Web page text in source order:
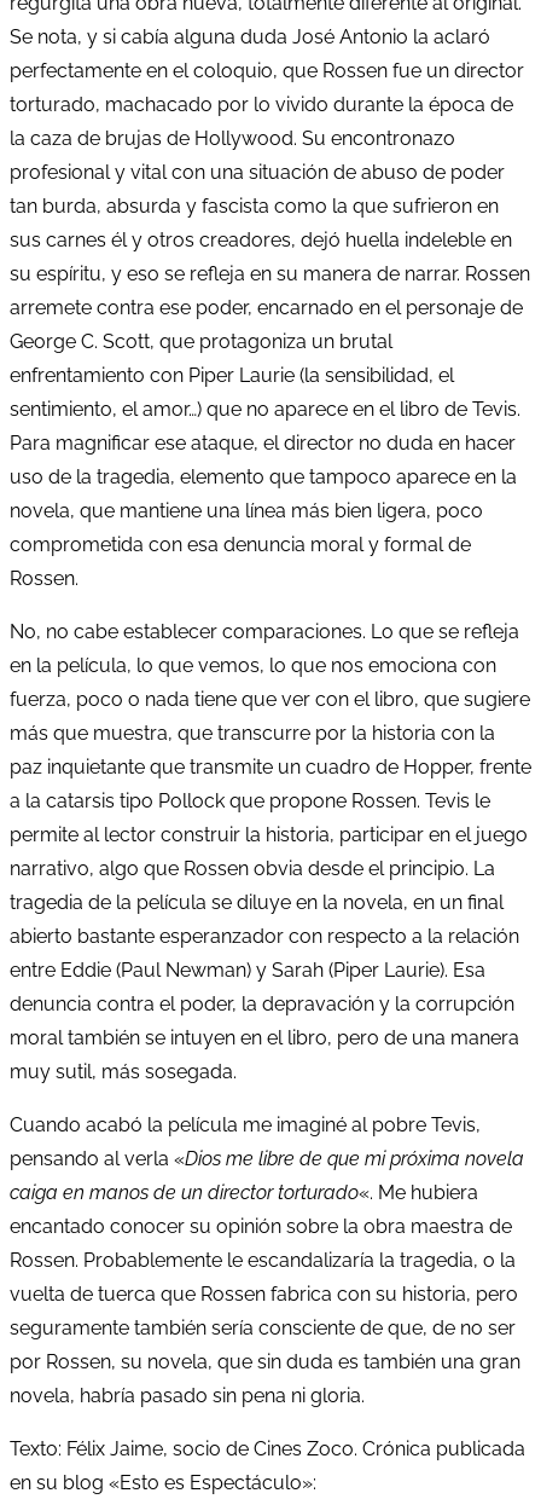
Se nota, y si cabía alguna duda José Antonio la aclaró
perfectamente en el coloquio, que Rossen fue un director
torturado, machacado por lo vivido durante la época de
la caza de brujas de Hollywood. Su encontronazo
profesional y vital con una situación de abuso de poder
tan burda, absurda y fascista como la que sufrieron en
sus carnes él y otros creadores, dejó huella indeleble en
su espíritu, y eso se refleja en su manera de narrar. Rossen
arremete contra ese poder, encarnado en el personaje de
George C. Scott, que protagoniza un brutal
enfrentamiento con Piper Laurie (la sensibilidad, el
sentimiento, el amor…) que no aparece en el libro de Tevis.
Para magnificar ese ataque, el director no duda en hacer
uso de la tragedia, elemento que tampoco aparece en la
novela, que mantiene una línea más bien ligera, poco
comprometida con esa denuncia moral y formal de
Rossen.
No, no cabe establecer comparaciones. Lo que se refleja
en la película, lo que vemos, lo que nos emociona con
fuerza, poco o nada tiene que ver con el libro, que sugiere
más que muestra, que transcurre por la historia con la
paz inquietante que transmite un cuadro de Hopper, frente
a la catarsis tipo Pollock que propone Rossen. Tevis le
permite al lector construir la historia, participar en el juego
narrativo, algo que Rossen obvia desde el principio. La
tragedia de la película se diluye en la novela, en un final
abierto bastante esperanzador con respecto a la relación
entre Eddie (Paul Newman) y Sarah (Piper Laurie). Esa
denuncia contra el poder, la depravación y la corrupción
moral también se intuyen en el libro, pero de una manera
muy sutil, más sosegada.
Cuando acabó la película me imaginé al pobre Tevis,
pensando al verla «Dios me libre de que mi próxima novela
caiga en manos de un director torturado«. Me hubiera
encantado conocer su opinión sobre la obra maestra de
Rossen. Probablemente le escandalizaría la tragedia, o la
vuelta de tuerca que Rossen fabrica con su historia, pero
seguramente también sería consciente de que, de no ser
por Rossen, su novela, que sin duda es también una gran
novela, habría pasado sin pena ni gloria.
Texto: Félix Jaime, socio de Cines Zoco. Crónica publicada
en su blog «Esto es Espectáculo»: